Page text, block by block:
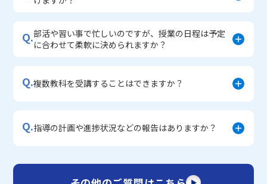
Q.部活や習い事で忙しいのですが、授業の日程は予定
に合わせて柔軟に決められますか？
Q.複数教科を受講することはできますか？
Q.指導の計画や進捗状況などの報告はありますか？